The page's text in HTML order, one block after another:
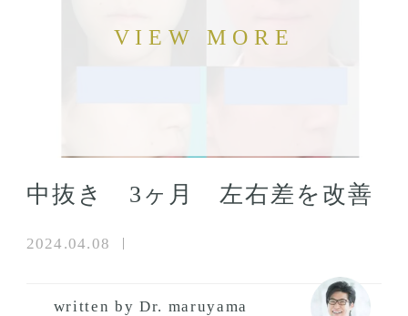
中抜き 3ヶ月 左右差を改善
2024.04.08
written by Dr. maruyama